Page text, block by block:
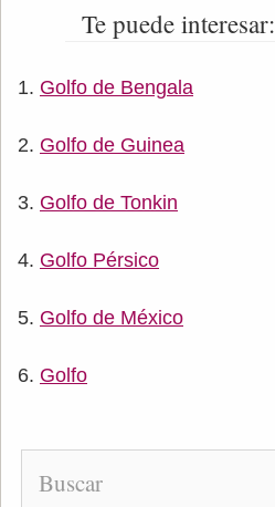
Te puede interesar:
Golfo de Bengala
Golfo de Guinea
Golfo de Tonkin
Golfo Pérsico
Golfo de México
Golfo
Buscar